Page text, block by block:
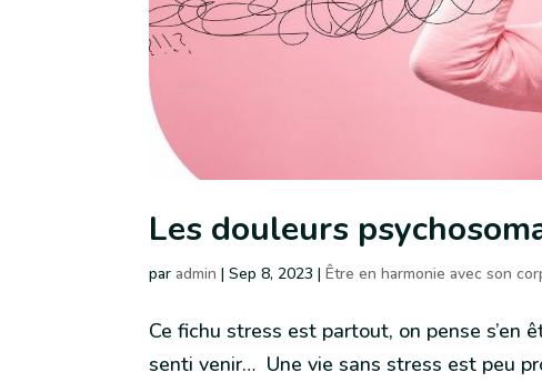
Les douleurs
paradmin |Sep 8, 2023 |Être en harmonie avec son
Ce fichu stress est partout, on pense s’en
senti venir… Une vie sans stress est peu